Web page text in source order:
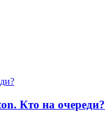
Кто на очереди?